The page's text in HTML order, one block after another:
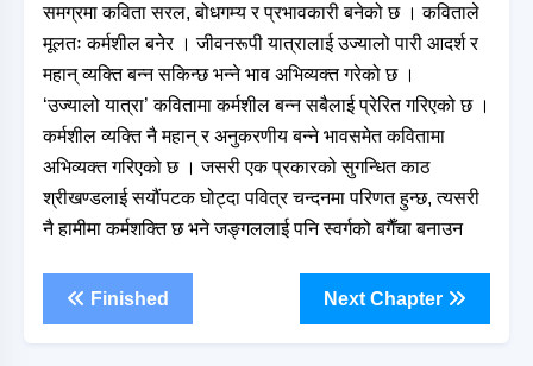
समग्रमा कविता सरल, बोधगम्य र प्रभावकारी बनेको छ । कविताले
मूलतः कर्मशील बनेर । जीवनरूपी यात्रालाई उज्यालो पारी आदर्श र
महान् व्यक्ति बन्न सकिन्छ भन्ने भाव अभिव्यक्त गरेको छ ।
‘उज्यालो यात्रा’ कवितामा कर्मशील बन्न सबैलाई प्रेरित गरिएको छ ।
कर्मशील व्यक्ति नै महान् र अनुकरणीय बन्ने भावसमेत कवितामा
अभिव्यक्त गरिएको छ । जसरी एक प्रकारको सुगन्धित काठ
श्रीखण्डलाई सयौंपटक घोट्दा पवित्र चन्दनमा परिणत हुन्छ, त्यसरी
नै हामीमा कर्मशक्ति छ भने जङ्गललाई पनि स्वर्गको बगैँचा बनाउन
Finished Next Chapter